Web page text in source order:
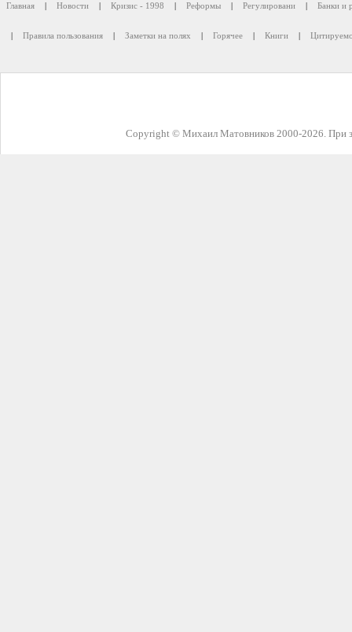
Главная | Новости | Кризис - 1998 | Реформы | Регулировани | Банки и
| Правила пользования | Заметки на полях | Горячее | Книги |
Copyright © Михаил Матовников 2000-2026. При